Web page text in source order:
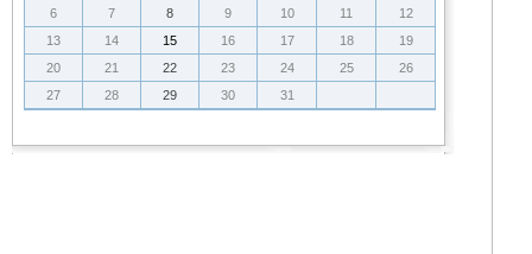
6
7 8 9 10 11
12
13
14 15 16 17 18
19
20
21 22 23 24 25
26
27
28 29 30 31